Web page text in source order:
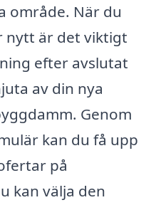
område. När du
nytt är det viktigt
efter avslutat
av din nya
Genom
kan du få upp
på
kan välja den